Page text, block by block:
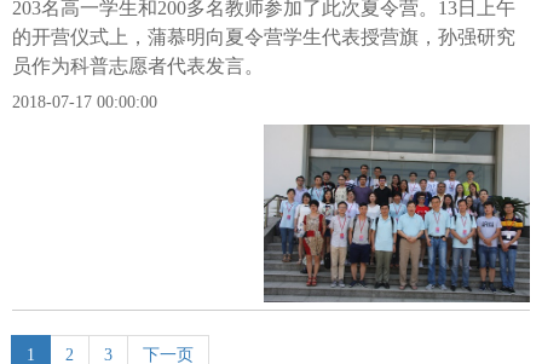
203名高一学生和200多名教师参加了此次夏令营。13日上午
的开营仪式上，蒲慕明向夏令营学生代表授营旗，孙强研究
员作为科普志愿者代表发言。
2018-07-17 00:00:00
1 2 3 下一页